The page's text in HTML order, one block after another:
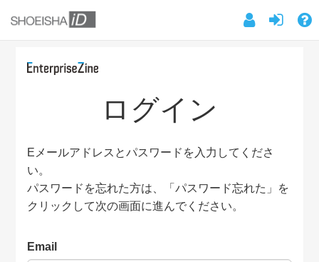
ログイン
Eメールアドレスとパスワードを入力してくださ
い。
パスワードを忘れた方は、「パスワード忘れた」を
クリックして次の画面に進んでください。
Email